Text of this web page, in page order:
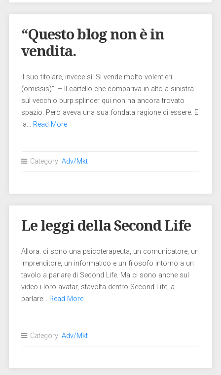
“Questo blog non è in
vendita.
Il suo titolare, invece sì. Si vende molto volentieri.
(omissis)”. – Il cartello che compariva in alto a sinistra
sul vecchio burp.splinder qui non ha ancora trovato
spazio. Però aveva una sua fondata ragione di essere. E
la… Read More
Category: Adv/Mkt
Le leggi della Second Life
Allora: ci sono una psicoterapeuta, un comunicatore, un
imprenditore, un informatico e un filosofo intorno a un
tavolo a parlare di Second Life. Ma ci sono anche sul
video i loro avatar, stavolta dentro Second Life, a
parlare… Read More
Category: Adv/Mkt